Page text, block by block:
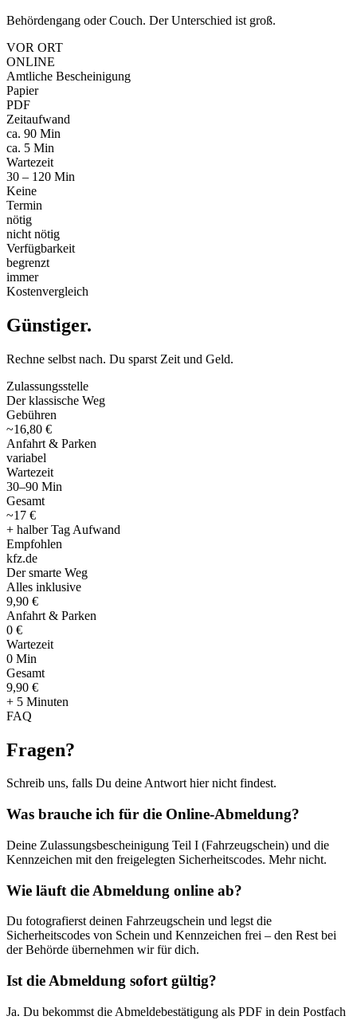
Behördengang oder Couch. Der Unterschied ist groß.
VOR ORT
ONLINE
Amtliche Bescheinigung
Papier
PDF
Zeitaufwand
ca. 90 Min
ca. 5 Min
Wartezeit
30 – 120 Min
Keine
Termin
nötig
nicht nötig
Verfügbarkeit
begrenzt
immer
Kostenvergleich
Günstiger.
Rechne selbst nach. Du sparst Zeit und Geld.
Zulassungsstelle
Der klassische Weg
Gebühren
~16,80 €
Anfahrt & Parken
variabel
Wartezeit
30–90 Min
Gesamt
~17 €
+ halber Tag Aufwand
Empfohlen
kfz.de
Der smarte Weg
Alles inklusive
9,90 €
Anfahrt & Parken
0 €
Wartezeit
0 Min
Gesamt
9,90 €
+ 5 Minuten
FAQ
Fragen?
Schreib uns, falls Du deine Antwort hier nicht findest.
Was brauche ich für die Online-Abmeldung?
Deine Zulassungsbescheinigung Teil I (Fahrzeugschein) und die
Kennzeichen mit den freigelegten Sicherheitscodes. Mehr nicht.
Wie läuft die Abmeldung online ab?
Du fotografierst deinen Fahrzeugschein und legst die
Sicherheitscodes von Schein und Kennzeichen frei – den Rest bei
der Behörde übernehmen wir für dich.
Ist die Abmeldung sofort gültig?
Ja. Du bekommst die Abmeldebestätigung als PDF in dein Postfach